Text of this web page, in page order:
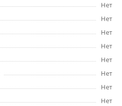
Нет
Нет
Нет
Нет
Нет
Нет
Нет
Нет